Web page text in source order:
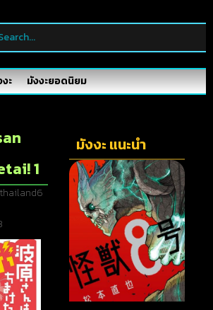
ะ มังงะยอดนิยม
1
มังงะ แนะนำ